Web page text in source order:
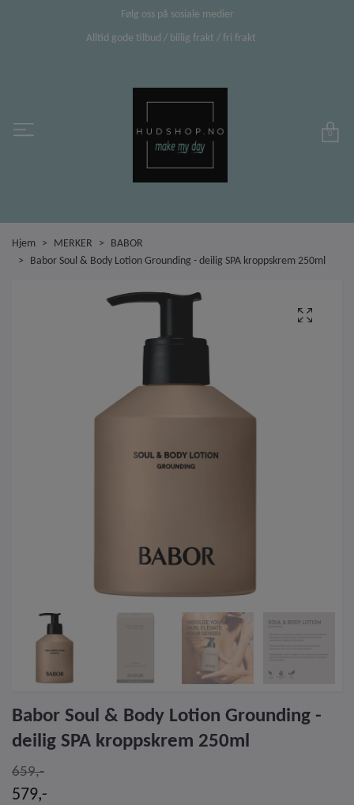
Følg oss på sosiale medier
Alltid gode tilbud / billig frakt / fri frakt
0
Hjem MERKER
BABOR
Babor Soul & Body Lotion Grounding - deilig SPA kroppskrem 250ml
Babor Soul & Body Lotion Grounding -
deilig SPA kroppskrem 250ml
659,-
579,-